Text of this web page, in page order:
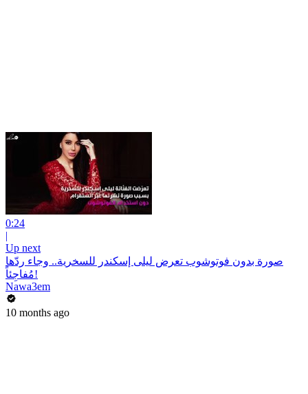
0:24
|
Up next
صورة بدون فوتوشوب تعرض ليلى إسكندر للسخرية.. وجاء ردّها
مُفاجِئاً!
Nawa3em
10 months ago